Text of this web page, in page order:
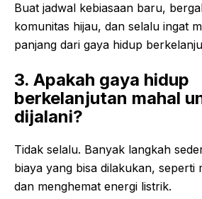
Buat jadwal kebiasaan baru,
komunitas hijau, dan selalu ingat
panjang dari gaya hidup
3. Apakah gaya hidup
berkelanjutan mahal
dijalani?
Tidak selalu. Banyak langkah
biaya yang bisa dilakukan, seperti
dan menghemat energi listrik.